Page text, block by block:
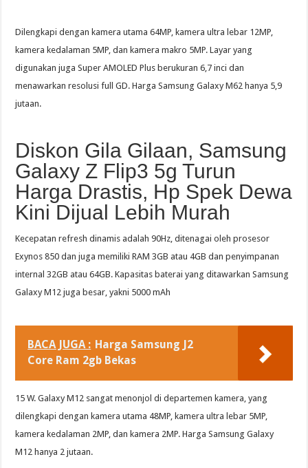
Dilengkapi dengan kamera utama 64MP, kamera ultra lebar 12MP,
kamera kedalaman 5MP, dan kamera makro 5MP. Layar yang
digunakan juga Super AMOLED Plus berukuran 6,7 inci dan
menawarkan resolusi full GD. Harga Samsung Galaxy M62 hanya 5,9
jutaan.
Diskon Gila Gilaan, Samsung
Galaxy Z Flip3 5g Turun
Harga Drastis, Hp Spek Dewa
Kini Dijual Lebih Murah
Kecepatan refresh dinamis adalah 90Hz, ditenagai oleh prosesor
Exynos 850 dan juga memiliki RAM 3GB atau 4GB dan penyimpanan
internal 32GB atau 64GB. Kapasitas baterai yang ditawarkan Samsung
Galaxy M12 juga besar, yakni 5000 mAh
BACA JUGA : Harga Samsung J2
Core Ram 2gb Bekas
15 W. Galaxy M12 sangat menonjol di departemen kamera, yang
dilengkapi dengan kamera utama 48MP, kamera ultra lebar 5MP,
kamera kedalaman 2MP, dan kamera 2MP. Harga Samsung Galaxy
M12 hanya 2 jutaan.